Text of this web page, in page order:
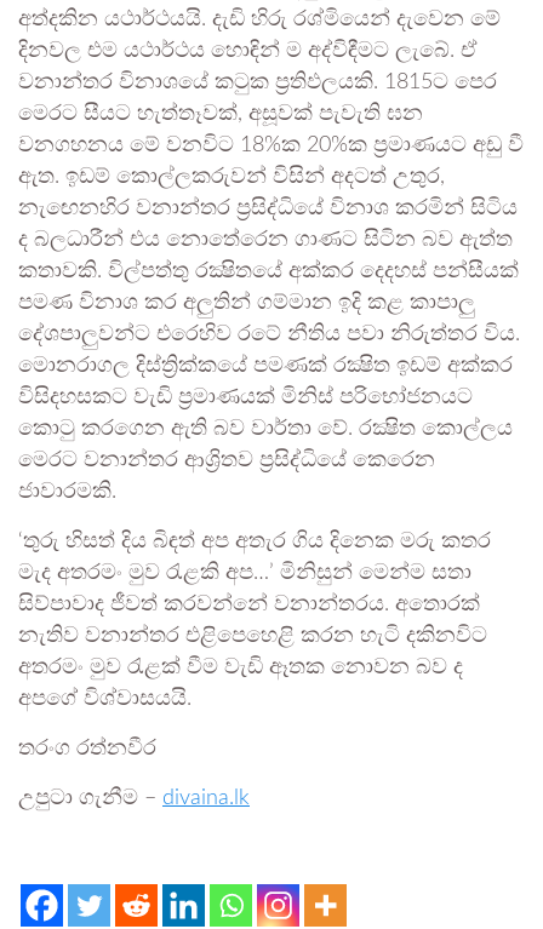
අත්දකින යථාර්ථයයි. දැඩි හිරු රශ්මියෙන් දැවෙන මේ
දිනවල එම යථාර්ථය හොඳින් ම අද්විඳීමට ලැබේ. ඒ
වනාන්තර විනාශයේ කටුක ප්‍රතිඵලයකි. 1815ට පෙර
මෙරට සීයට හැත්තෑවක්, අසූවක් පැවැති ඝන
වනගහනය මේ වනවිට 18%ක 20%ක ප්‍රමාණයට අඩු වී
ඇත. ඉඩම් කොල්ලකරුවන් විසින් අදටත් උතුර,
නැඟෙනහිර වනාන්තර ප්‍රසිද්ධියේ විනාශ කරමින් සිටිය
ද බලධාරීන් එය නොතේරෙන ගාණට සිටින බව ඇත්ත
කතාවකි. විල්පත්තු රක්‍ෂිතයේ අක්කර දෙදහස් පන්සීයක්
පමණ විනාශ කර අලුතින් ගම්මාන ඉදි කළ කාපාලු
දේශපාලුවන්ට එරෙහිව රටේ නීතිය පවා නිරුත්තර විය.
මොනරාගල දිස්ත්‍රික්කයේ පමණක් රක්‍ෂිත ඉඩම් අක්කර
විසිදහසකට වැඩි ප්‍රමාණයක් මිනිස් පරිභෝජනයට
කොටු කරගෙන ඇති බව වාර්තා වේ. රක්‍ෂිත කොල්ලය
මෙරට වනාන්තර ආශ්‍රිතව ප්‍රසිද්ධියේ කෙරෙන
ජාවාරමකි.
‘තුරු හිසත් දිය බිඳත් අප අතැර ගිය දිනෙක මරු කතර
මැද අතරමං මුව රැළකි අප…’ මිනිසුන් මෙන්ම සතා
සිව්පාවාද ජීවත් කරවන්නේ වනාන්තරය. අතොරක්
නැතිව වනාන්තර එළිපෙහෙළි කරන හැටි දකිනවිට
අතරමං මුව රැළක් වීම වැඩි ඈතක නොවන බව ද
අපගේ විශ්වාසයයි.
තරංග රත්නවීර
උපුටා ගැනීම – divaina.lk